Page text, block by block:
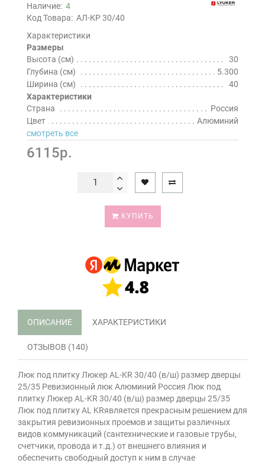
Наличие: 4
Код Товара: АЛ-КР 30/40
Характеристики
Размеры
Высота (см)
30
Глубина (см)
5.300
Ширина (см)
40
Характеристики
Страна
Россия
Цвет
Алюминий
смотреть все
6115р.
КУПИТЬ
ОПИСАНИЕ ХАРАКТЕРИСТИКИ
ОТЗЫВОВ (140)
Люк под плитку Люкер AL-KR 30/40 (в/ш) размер дверцы
25/35 Ревизионный люк Алюминий Россия Люк под
плитку Люкер AL-KR 30/40 (в/ш) размер дверцы 25/35
Люк под плитку AL KRявляется прекрасным решением для
закрытия ревизионных проемов и защиты различных
видов коммуникаций (сантехнические и газовые трубы,
счетчики, провода и т.д.) от внешнего влияния и
обеспечить свободный доступ к ним в случае